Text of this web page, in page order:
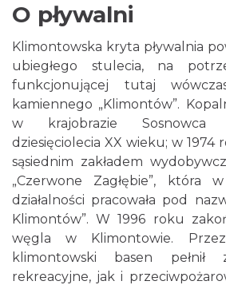
O pływalni
Klimontowska kryta pływalnia
ubiegłego stulecia, na
funkcjonującej tutaj
kamiennego „Klimontów”.
w krajobrazie Sosnowca
dziesięciolecia XX wieku; w 1974
sąsiednim zakładem
„Czerwone Zagłębie”, która
działalności pracowała pod
Klimontów”. W 1996 roku
węgla w Klimontowie.
klimontowski basen pełnił
rekreacyjne, jak i